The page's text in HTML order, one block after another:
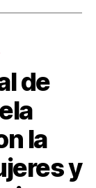
de
la
y